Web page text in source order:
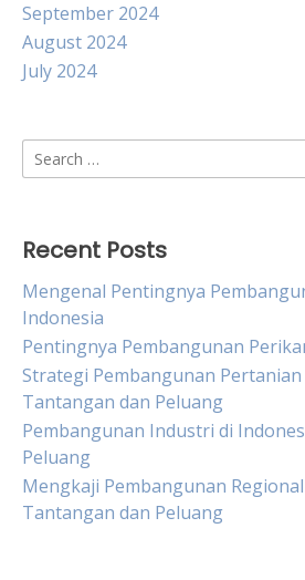
September 2024
August 2024
July 2024
Search
for:
Recent Posts
Mengenal Pentingnya
Indonesia
Pentingnya Pembangunan
Strategi Pembangunan Pertanian
Tantangan dan Peluang
Pembangunan Industri di
Peluang
Mengkaji Pembangunan
Tantangan dan Peluang